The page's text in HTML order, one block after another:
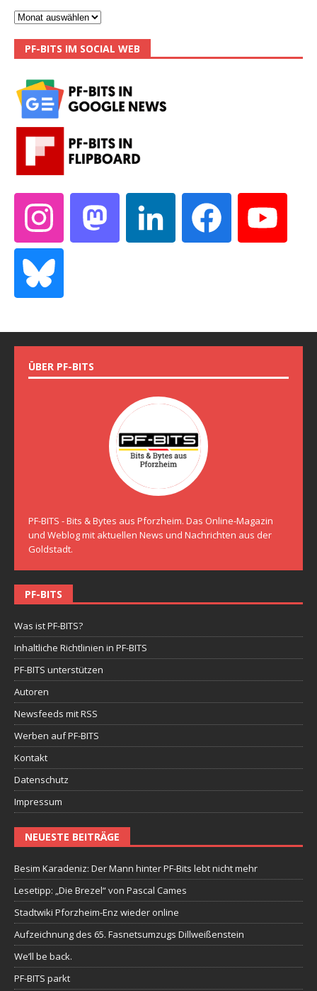
PF-BITS IM SOCIAL WEB
ÜBER PF-BITS
PF-BITS - Bits & Bytes aus Pforzheim. Das Online-Magazin
und Weblog mit aktuellen News und Nachrichten aus der
Goldstadt.
PF-BITS
Was ist PF-BITS?
Inhaltliche Richtlinien in PF-BITS
PF-BITS unterstützen
Autoren
Newsfeeds mit RSS
Werben auf PF-BITS
Kontakt
Datenschutz
Impressum
NEUESTE BEITRÄGE
Besim Karadeniz: Der Mann hinter PF-Bits lebt nicht mehr
Lesetipp: „Die Brezel“ von Pascal Cames
Stadtwiki Pforzheim-Enz wieder online
Aufzeichnung des 65. Fasnetsumzugs Dillweißenstein
We’ll be back.
PF-BITS parkt